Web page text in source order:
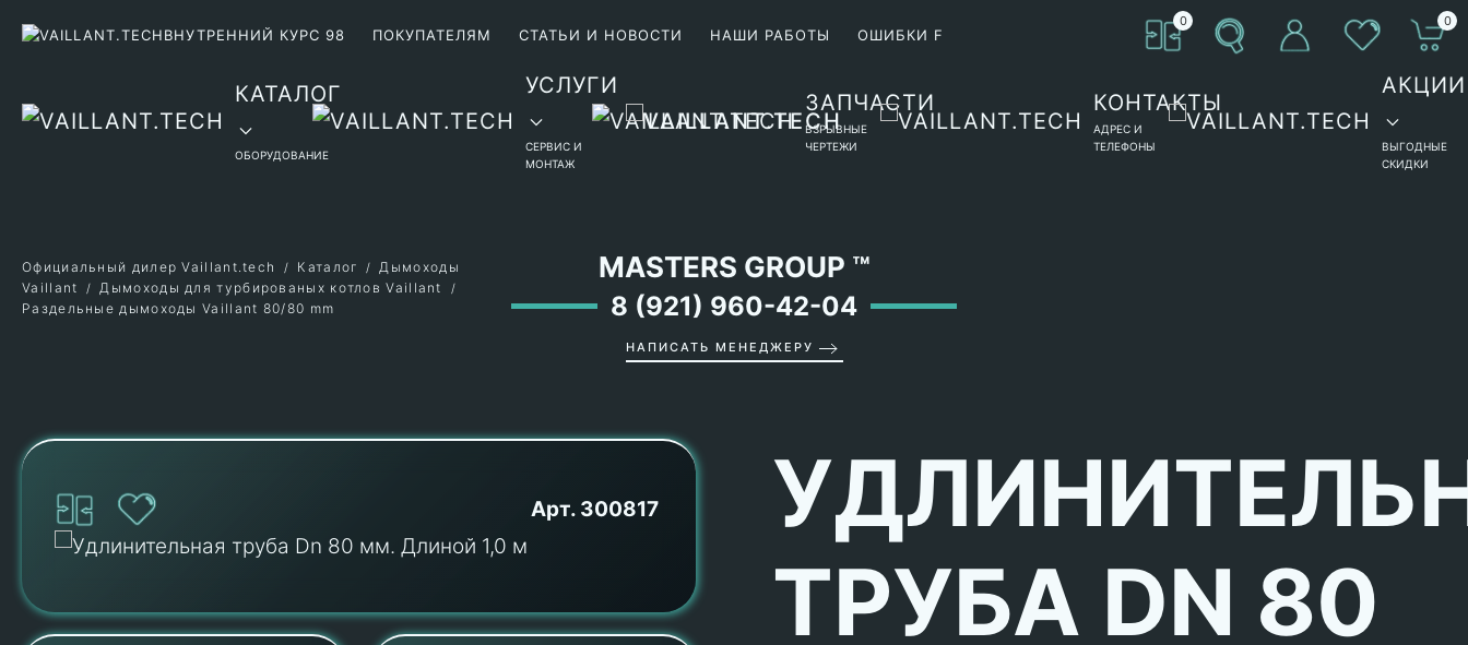
ВНУТРЕННИЙ КУРС 98 ПОКУПАТЕЛЯМ СТАТЬИ И НОВОСТИ НАШИ РАБОТЫ ОШИБКИ F
0 0
КАТАЛОГ
ОБОРУДОВАНИЕ
УСЛУГИ
СЕРВИС И
МОНТАЖ
ЗАПЧАСТИ
ВЗРЫВНЫЕ
ЧЕРТЕЖИ
КОНТАКТЫ
АДРЕС И
ТЕЛЕФОНЫ
АКЦИИ
ВЫГОДНЫЕ
СКИДКИ
MASTERS GROUP ™
8 (921) 960-42-04
НАПИСАТЬ МЕНЕДЖЕРУ
Официальный дилер Vaillant.tech Каталог
Дымоходы
Vaillant
Дымоходы для турбированых котлов Vaillant
Раздельные дымоходы Vaillant 80/80 mm
Арт. 300817
ТРУБА DN 80